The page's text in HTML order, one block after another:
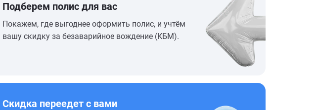
Подберем полис для вас
Покажем, где выгоднее оформить полис, и учтём
вашу скидку за безаварийное вождение (КБМ).
Скидка переедет с вами